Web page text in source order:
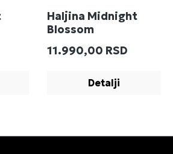
Haljina Midnight
Blossom
Redovna cena:
11.990,00 RSD
Detalji